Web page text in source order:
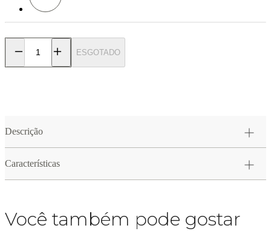
ESGOTADO
Descrição
Características
Você também pode gostar